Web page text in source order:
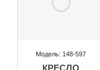
Модель: 148-597
КРЕСЛО